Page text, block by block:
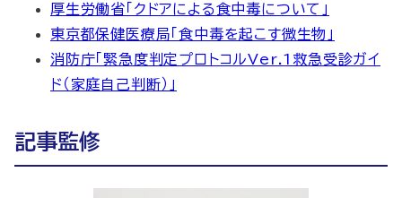
厚生労働省「クドアによる食中毒について」
東京都保健医療局「食中毒を起こす微生物」
消防庁「緊急度判定プロトコルVer.1救急受診ガイ
ド（家庭自己判断）」
記事監修